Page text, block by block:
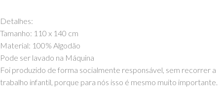
Detalhes:
Tamanho: 110 x 140 cm
Material: 100% Algodão
Pode ser lavado na Máquina
Foi produzido de forma socialmente responsável, sem recorrer a
trabalho infantil, porque para nós isso é mesmo muito importante.